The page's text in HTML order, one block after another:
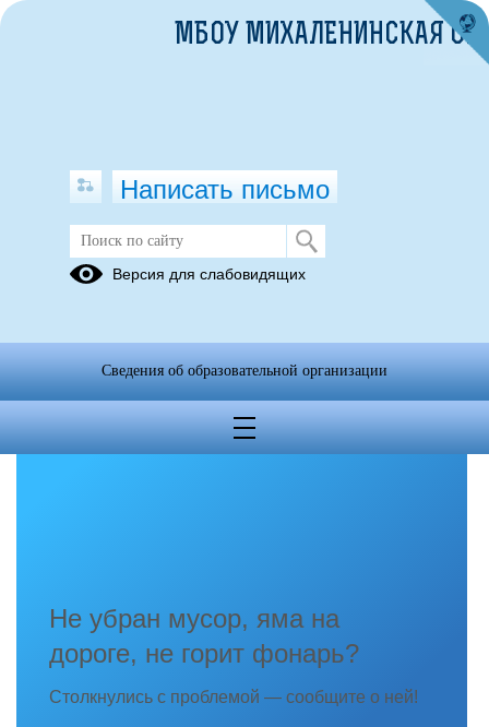
Решаем вместе
Не убран мусор, яма на
дороге, не горит фонарь?
Столкнулись с проблемой — сообщите о ней!
МБОУ МИХАЛЕНИНСКАЯ ОШ
Написать письмо
Версия для слабовидящих
Сведения об образовательной организации